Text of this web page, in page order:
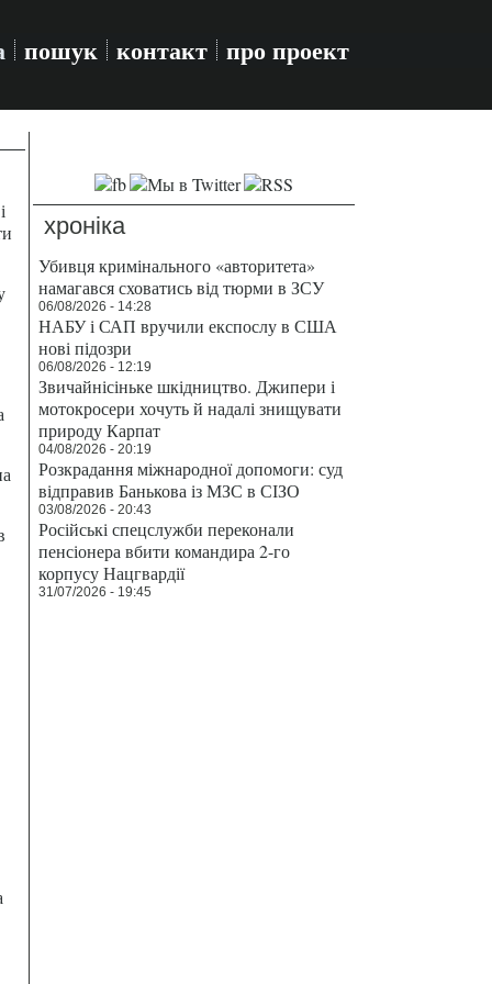
пошук контакт про проект
хроніка
Убивця кримінального «авторитета»
намагався сховатись від тюрми в ЗСУ
06/08/2026 - 14:28
НАБУ і САП вручили експослу в США
нові підозри
06/08/2026 - 12:19
Звичайнісіньке шкідництво. Джипери і
мотокросери хочуть й надалі знищувати
природу Карпат
04/08/2026 - 20:19
Розкрадання міжнародної допомоги: суд
відправив Банькова із МЗС в СІЗО
03/08/2026 - 20:43
Російські спецслужби переконали
пенсіонера вбити командира 2-го
корпусу Нацгвардії
31/07/2026 - 19:45